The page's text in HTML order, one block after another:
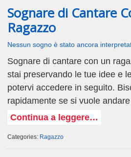
Sognare di Cantare
Ragazzo
Nessun sogno è stato ancora
Sognare di cantare con un
stai preservando le tue idee e
potervi accedere in seguito.
rapidamente se si vuole
Continua a leggere…
Categories: Ragazzo